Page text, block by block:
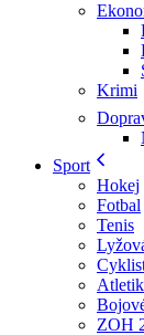
Krimi
Sport
Hokej
Fotbal
Tenis
ZOH